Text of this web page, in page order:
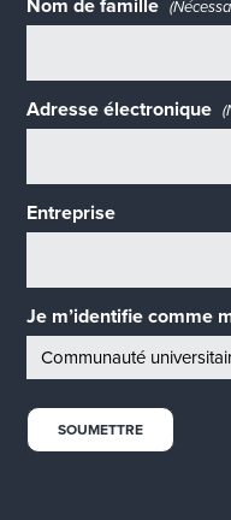
Nom de famille
Adresse électronique
Entreprise
Je m’identifie comme